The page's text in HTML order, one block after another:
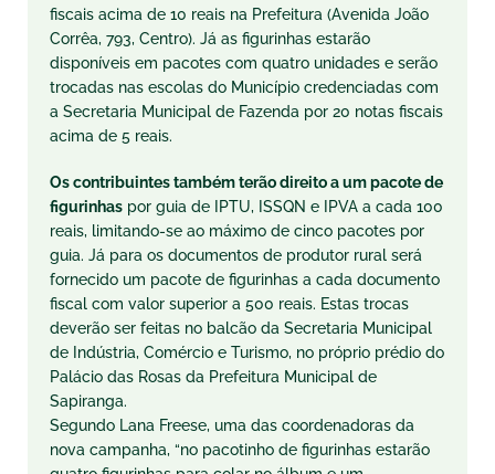
fiscais acima de 10 reais na Prefeitura (Avenida João
Corrêa, 793, Centro). Já as figurinhas estarão
disponíveis em pacotes com quatro unidades e serão
trocadas nas escolas do Município credenciadas com
a Secretaria Municipal de Fazenda por 20 notas fiscais
acima de 5 reais.
Os contribuintes tambémterão direito a um pacote de
figurinhas por guia de IPTU, ISSQN e IPVA a cada 100
reais, limitando-se ao máximo de cinco pacotes por
guia. Já para os documentos de produtor rural será
fornecido um pacote de figurinhas a cada documento
fiscal com valor superior a 500 reais. Estas trocas
deverão ser feitas no balcão da Secretaria Municipal
de Indústria, Comércio e Turismo, no próprio prédio do
Palácio das Rosas da Prefeitura Municipal de
Sapiranga.
Segundo Lana Freese, uma das coordenadoras da
nova campanha, “no pacotinho de figurinhas estarão